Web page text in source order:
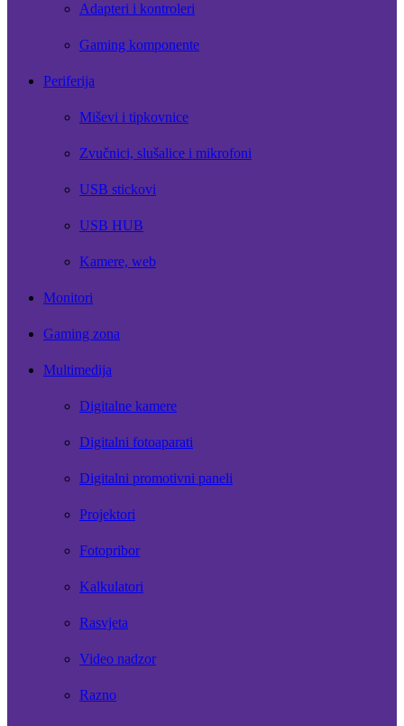
Adapteri i kontroleri
Gaming komponente
Periferija
Miševi i tipkovnice
Zvučnici, slušalice i mikrofoni
USB stickovi
USB HUB
Kamere, web
Monitori
Gaming zona
Multimedija
Digitalne kamere
Digitalni fotoaparati
Digitalni promotivni paneli
Projektori
Fotopribor
Kalkulatori
Rasvjeta
Video nadzor
Razno